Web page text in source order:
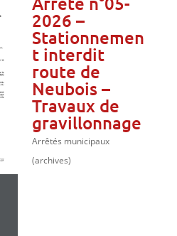
2026 –
Stationnemen
t interdit
route de
Neubois –
Travaux de
gravillonnage
Arrêtés municipaux
(archives)